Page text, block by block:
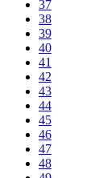
37
38
39
40
41
42
43
44
45
46
47
48